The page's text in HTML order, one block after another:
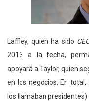
Laffley, quien ha sido
2013 a la fecha,
apoyará a Taylor, quien
en los negocios. En
los llamaban presidentes)